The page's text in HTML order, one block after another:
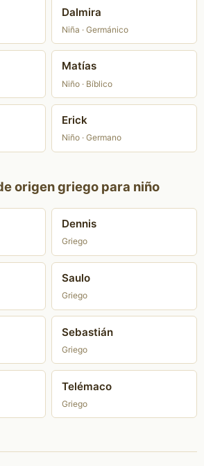
Dalmira
Niña · Germánico
Matías
Niño · Bíblico
Erick
Niño · Germano
origen griego para niño
Dennis
Griego
Saulo
Griego
Sebastián
Griego
Telémaco
Griego